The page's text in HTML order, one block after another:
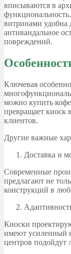
вписываются в
витринами удобна
антивандальное
повреждений.
Ключевая
можно купить
превращает
клиентов.
Другие важные
Доставка и
Современные
предлагают не
конструкций в
Киоски
имеют усиленный
центров подойдут